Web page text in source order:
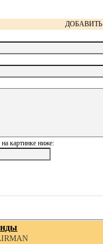
картинке ниже: